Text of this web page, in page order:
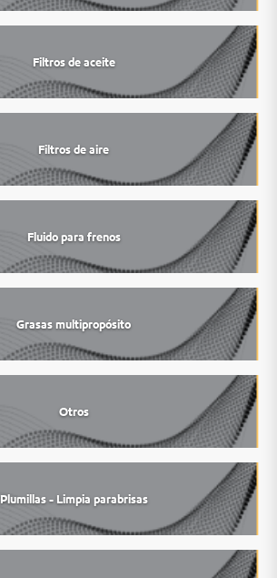
Filtros de aceite
Filtros de aire
Fluido para frenos
Grasas multipropósito
Otros
Plumillas - Limpia parabrisas